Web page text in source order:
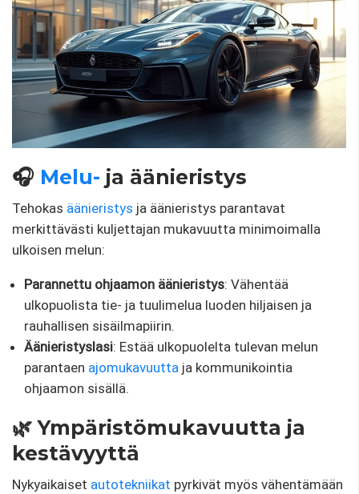
🎧 Melu- ja äänieristys
Tehokas äänieristys ja äänieristys parantavat
merkittävästi kuljettajan mukavuutta minimoimalla
ulkoisen melun:
Parannettu ohjaamon äänieristys: Vähentää
ulkopuolista tie- ja tuulimelua luoden hiljaisen ja
rauhallisen sisäilmapiirin.
Äänieristyslasi: Estää ulkopuolelta tulevan melun
parantaen ajomukavuutta ja kommunikointia
ohjaamon sisällä.
🌿 Ympäristömukavuutta ja
kestävyyttä
Nykyaikaiset autotekniikat pyrkivät myös vähentämään